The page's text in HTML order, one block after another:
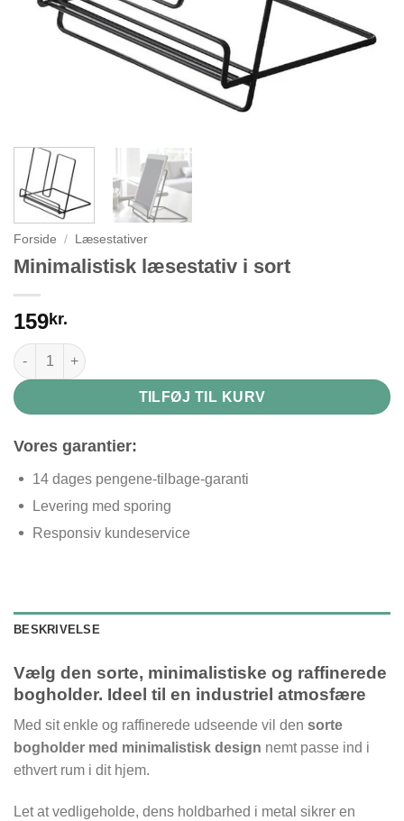
Forside / Læsestativer
Minimalistisk læsestativ i sort
159kr.
Minimalistisk læsestativ i sort antal
TILFØJ TIL KURV
Vores garantier:
14 dages pengene-tilbage-garanti
Levering med sporing
Responsiv kundeservice
BESKRIVELSE
Vælg den sorte, minimalistiske og raffinerede
bogholder. Ideel til en industriel atmosfære
Med sit enkle og raffinerede udseende vil den sorte
bogholder med minimalistisk design nemt passe ind i
ethvert rum i dit hjem.
Let at vedligeholde, dens holdbarhed i metal sikrer en